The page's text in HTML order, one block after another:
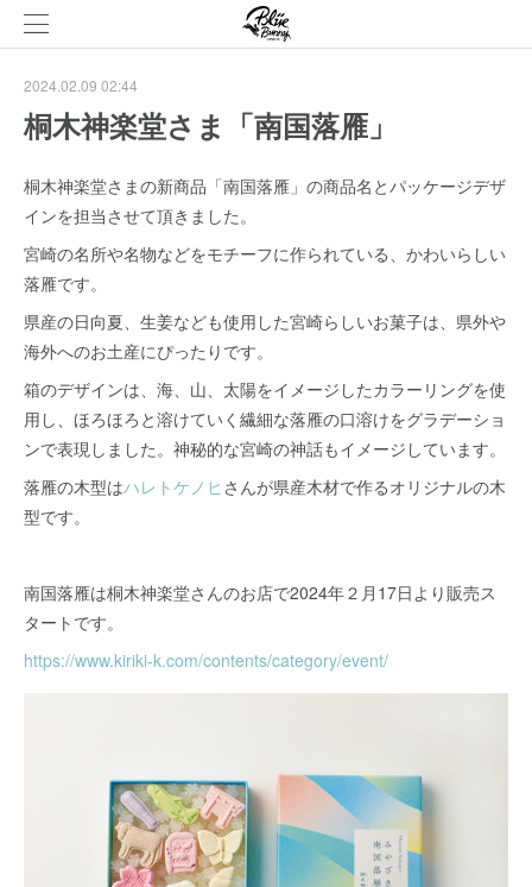
2024.02.09 02:44
桐木神楽堂さま「南国落雁」
桐木神楽堂さまの新商品「南国落雁」の商品名とパッケージデザ
インを担当させて頂きました。
宮崎の名所や名物などをモチーフに作られている、かわいらしい
落雁です。
県産の日向夏、生姜なども使用した宮崎らしいお菓子は、県外や
海外へのお土産にぴったりです。
箱のデザインは、海、山、太陽をイメージしたカラーリングを使
用し、ほろほろと溶けていく繊細な落雁の口溶けをグラデーショ
ンで表現しました。神秘的な宮崎の神話もイメージしています。
落雁の木型はハレトケノヒ さんが県産木材で作るオリジナルの木
型です。
南国落雁は桐木神楽堂さんのお店で2024年２月17日より販売ス
タートです。
https://www.kiriki-k.com/contents/category/event/